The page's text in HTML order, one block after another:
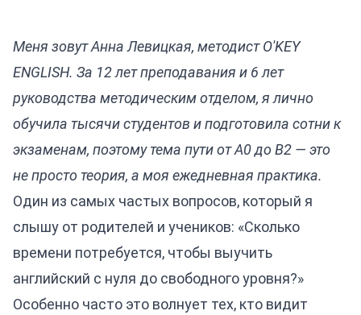
Меня зовут Анна Левицкая, методист O'KEY
ENGLISH. За 12 лет преподавания и 6 лет
руководства методическим отделом, я лично
обучила тысячи студентов и подготовила сотни к
экзаменам, поэтому тема пути от A0 до B2 — это
не просто теория, а моя ежедневная практика.
Один из самых частых вопросов, который я
слышу от родителей и учеников: «Сколько
времени потребуется, чтобы выучить
английский с нуля до свободного уровня?»
Особенно часто это волнует тех, кто видит